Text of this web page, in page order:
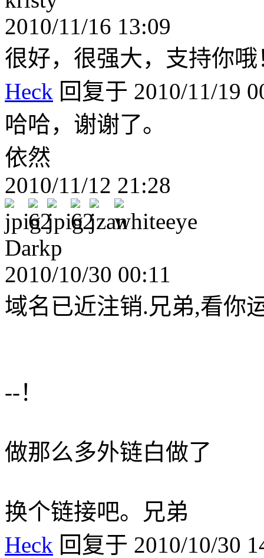
2010/11/16 13:09
很好，很强大，支持你哦
Heck 回复于 2010/11/19
哈哈，谢谢了。
依然
2010/11/12 21:28
Darkp
2010/10/30 00:11
域名已近注销.兄弟,看你
--！
做那么多外链白做了
换个链接吧。兄弟
Heck 回复于 2010/10/30